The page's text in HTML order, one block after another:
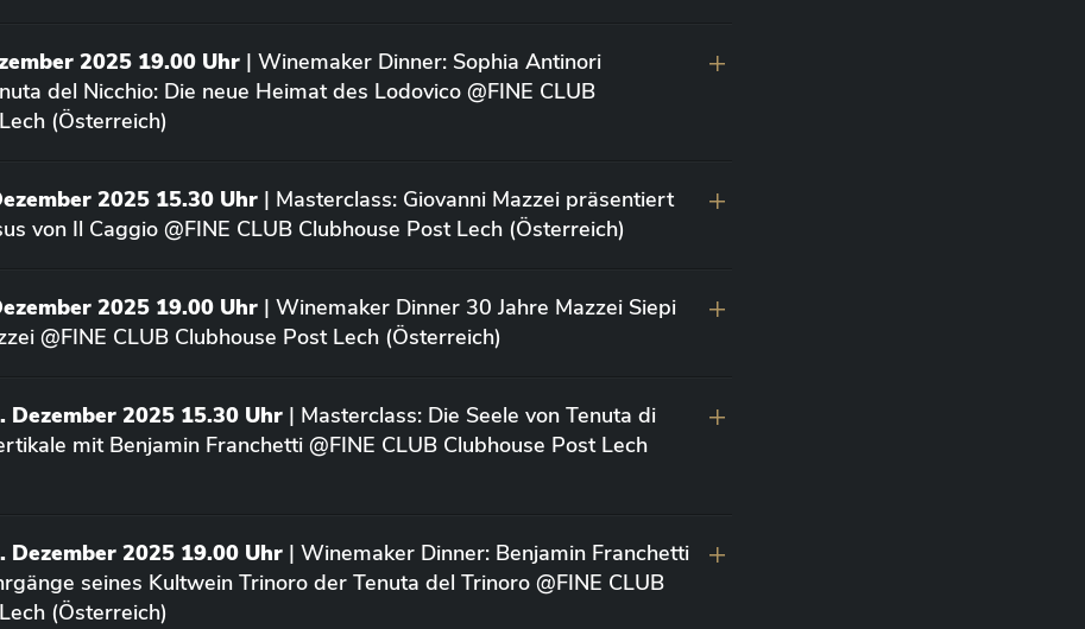
2025 19.00 Uhr | Winemaker Dinner: Sophia Antinori
del Nicchio: Die neue Heimat des Lodovico @FINE CLUB
(Österreich)
2025 15.30 Uhr | Masterclass: Giovanni Mazzei präsentiert
von Il Caggio @FINE CLUB Clubhouse Post Lech (Österreich)
2025 19.00 Uhr | Winemaker Dinner 30 Jahre Mazzei Siepi
@FINE CLUB Clubhouse Post Lech (Österreich)
Dezember 2025 15.30 Uhr | Masterclass: Die Seele von Tenuta di
mit Benjamin Franchetti @FINE CLUB Clubhouse Post Lech
Dezember 2025 19.00 Uhr | Winemaker Dinner: Benjamin Franchetti
seines Kultwein Trinoro der Tenuta del Trinoro @FINE CLUB
(Österreich)